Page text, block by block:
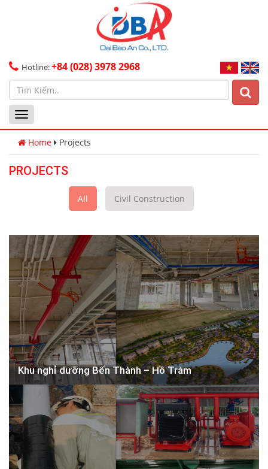
Hotline:+84 (028) 3978 2968
Toggle
navigation
Home
Projects
PROJECTS
All Civil Construction
Khu nghỉ dưỡng Bến Thành – Hồ Tràm